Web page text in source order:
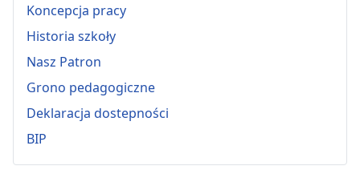
Koncepcja pracy
Historia szkoły
Nasz Patron
Grono pedagogiczne
Deklaracja dostepności
BIP